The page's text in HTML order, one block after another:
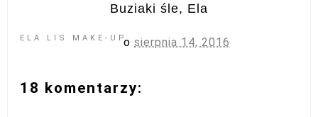
Buziaki śle, Ela
ELA LIS MAKE-UPosierpnia 14, 2016
18 komentarzy: